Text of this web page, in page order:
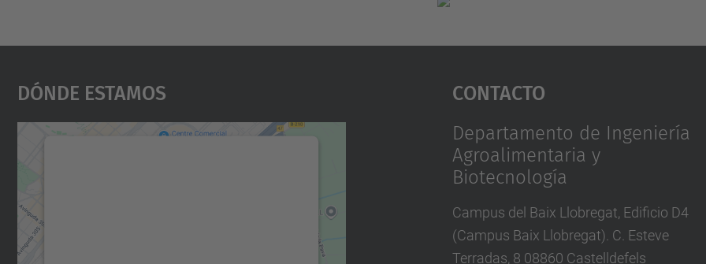
Dónde Estamos Contacto
Departamento de Ingeniería
Agroalimentaria y
Biotecnología
Campus del Baix Llobregat, Edificio D4
(Campus Baix Llobregat). C. Esteve
Terradas, 8 08860 Castelldefels